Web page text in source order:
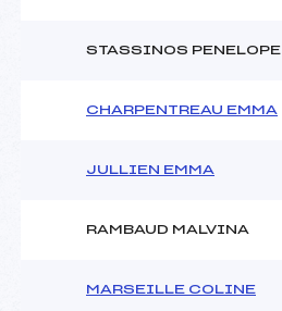
STASSINOS PENELOPE
CHARPENTREAU EMMA
JULLIEN EMMA
RAMBAUD MALVINA
MARSEILLE COLINE